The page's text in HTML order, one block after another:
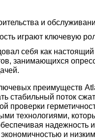
и
играют ключевую
себя как
занимающихся
преимуществ
стабильный поток
проверки
технологиями,
надежность
и